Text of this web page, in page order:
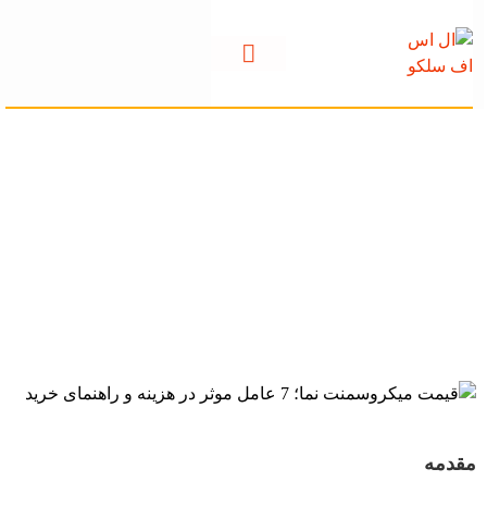
قیمت میکروسمنت
مقدمه